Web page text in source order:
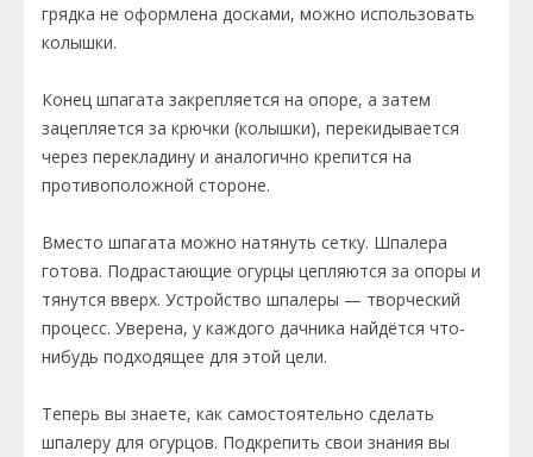
грядка не оформлена досками, можно использовать
колышки.
Конец шпагата закрепляется на опоре, а затем
зацепляется за крючки (колышки), перекидывается
через перекладину и аналогично крепится на
противоположной стороне.
Вместо шпагата можно натянуть сетку. Шпалера
готова. Подрастающие огурцы цепляются за опоры и
тянутся вверх. Устройство шпалеры — творческий
процесс. Уверена, у каждого дачника найдётся что-
нибудь подходящее для этой цели.
Теперь вы знаете, как самостоятельно сделать
шпалеру для огурцов. Подкрепить свои знания вы